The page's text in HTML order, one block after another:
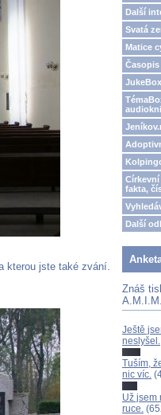
kterou jste také zvání.
Další
Svatá
Matice
fakta,
Další
Znáš
Ještě
neslyšel.
Tuším,
nic víc.
Už jsem
ruce.